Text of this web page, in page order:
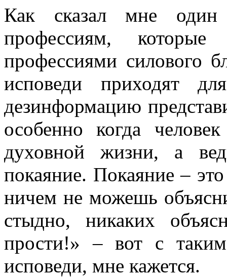
Как сказал мне один
профессиям,
профессиями силового
исповеди приходят
дезинформацию
особенно когда
духовной жизни, а
покаяние. Покаяние –
ничем не можешь
стыдно, никаких
прости!» – вот с
исповеди, мне кажется.